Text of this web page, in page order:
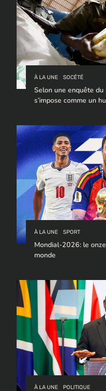
À LA UNE SOCÉTÉ
Selon une enquête
s’impose comme un
À LA UNE SPORT
Mondial-2026: le
monde
À LA UNE POLITIQUE